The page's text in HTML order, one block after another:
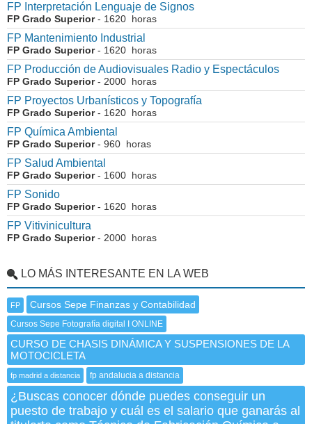
FP Interpretación Lenguaje de Signos
FP Grado Superior- 1620 horas
FP Mantenimiento Industrial
FP Grado Superior- 1620 horas
FP Producción de Audiovisuales Radio y Espectáculos
FP Grado Superior- 2000 horas
FP Proyectos Urbanísticos y Topografía
FP Grado Superior- 1620 horas
FP Química Ambiental
FP Grado Superior- 960 horas
FP Salud Ambiental
FP Grado Superior- 1600 horas
FP Sonido
FP Grado Superior- 1620 horas
FP Vitivinicultura
FP Grado Superior- 2000 horas
LO MÁS INTERESANTE EN LA WEB
FP Cursos Sepe Finanzas y Contabilidad
Cursos Sepe Fotografía digital I ONLINE
CURSO DE CHASIS DINÁMICA Y SUSPENSIONES DE LA
MOTOCICLETA
fp madrid a distancia fp andalucia a distancia
¿Buscas conocer dónde puedes conseguir un
puesto de trabajo y cuál es el salario que ganarás al